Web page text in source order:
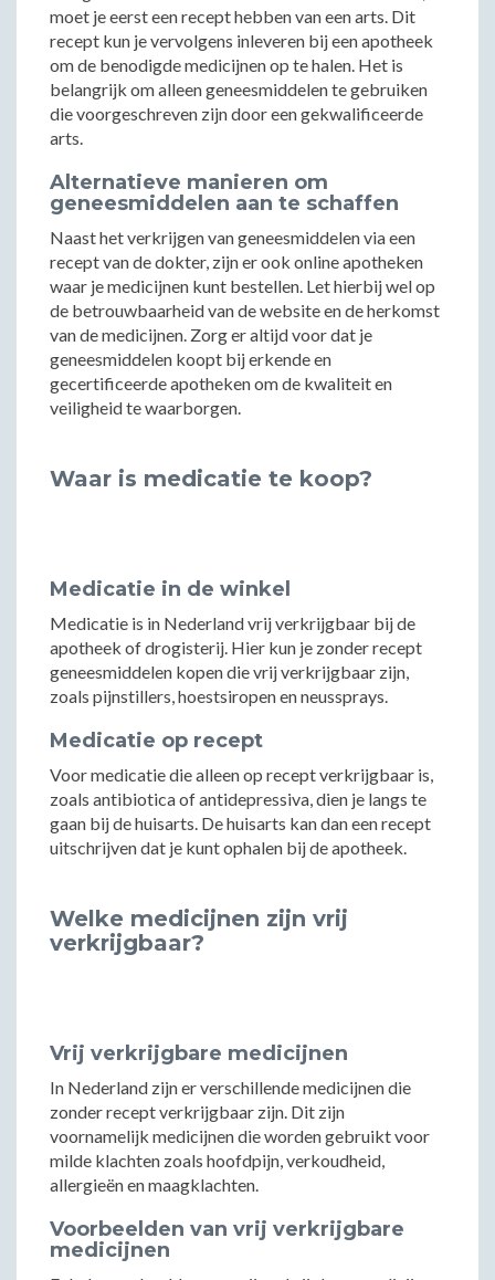
moet je eerst een recept hebben van een arts. Dit
recept kun je vervolgens inleveren bij een apotheek
om de benodigde medicijnen op te halen. Het is
belangrijk om alleen geneesmiddelen te gebruiken
die voorgeschreven zijn door een gekwalificeerde
arts.
Alternatieve manieren om
geneesmiddelen aan te schaffen
Naast het verkrijgen van geneesmiddelen via een
recept van de dokter, zijn er ook online apotheken
waar je medicijnen kunt bestellen. Let hierbij wel op
de betrouwbaarheid van de website en de herkomst
van de medicijnen. Zorg er altijd voor dat je
geneesmiddelen koopt bij erkende en
gecertificeerde apotheken om de kwaliteit en
veiligheid te waarborgen.
Waar is medicatie te koop?
Medicatie in de winkel
Medicatie is in Nederland vrij verkrijgbaar bij de
apotheek of drogisterij. Hier kun je zonder recept
geneesmiddelen kopen die vrij verkrijgbaar zijn,
zoals pijnstillers, hoestsiropen en neussprays.
Medicatie op recept
Voor medicatie die alleen op recept verkrijgbaar is,
zoals antibiotica of antidepressiva, dien je langs te
gaan bij de huisarts. De huisarts kan dan een recept
uitschrijven dat je kunt ophalen bij de apotheek.
Welke medicijnen zijn vrij
verkrijgbaar?
Vrij verkrijgbare medicijnen
In Nederland zijn er verschillende medicijnen die
zonder recept verkrijgbaar zijn. Dit zijn
voornamelijk medicijnen die worden gebruikt voor
milde klachten zoals hoofdpijn, verkoudheid,
allergieën en maagklachten.
Voorbeelden van vrij verkrijgbare
medicijnen